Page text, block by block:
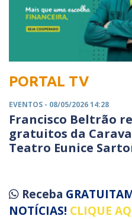
PORTAL TV
EVENTOS - 08/05/2026 14:28
Francisco Beltrão
gratuitos da
Teatro Eunice
Receba
NOTÍCIAS! CLIQUE